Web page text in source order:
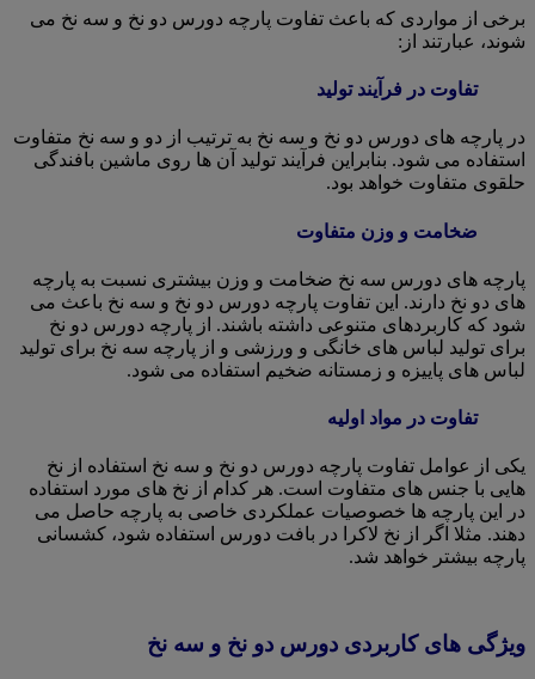
برخی از مواردی که باعث تفاوت پارچه دورس دو نخ و سه نخ می
شوند، عبارتند از:
تفاوت در فرآیند تولید
در پارچه های دورس دو نخ و سه نخ به ترتیب از دو و سه نخ متفاوت
استفاده می شود. بنابراین فرآیند تولید آن ها روی ماشین بافندگی
حلقوی متفاوت خواهد بود.
ضخامت و وزن متفاوت
پارچه های دورس سه نخ ضخامت و وزن بیشتری نسبت به پارچه
های دو نخ دارند. این تفاوت پارچه دورس دو نخ و سه نخ باعث می
شود که کاربردهای متنوعی داشته باشند. از پارچه دورس دو نخ
برای تولید لباس های خانگی و ورزشی و از پارچه سه نخ برای تولید
لباس های پاییزه و زمستانه ضخیم استفاده می شود.
تفاوت در مواد اولیه
یکی از عوامل تفاوت پارچه دورس دو نخ و سه نخ استفاده از نخ
هایی با جنس های متفاوت است. هر کدام از نخ های مورد استفاده
در این پارچه ها خصوصیات عملکردی خاصی به پارچه حاصل می
دهند. مثلا اگر از نخ لاکرا در بافت دورس استفاده شود، کشسانی
پارچه بیشتر خواهد شد.
ویژگی های کاربردی دورس دو نخ و سه نخ